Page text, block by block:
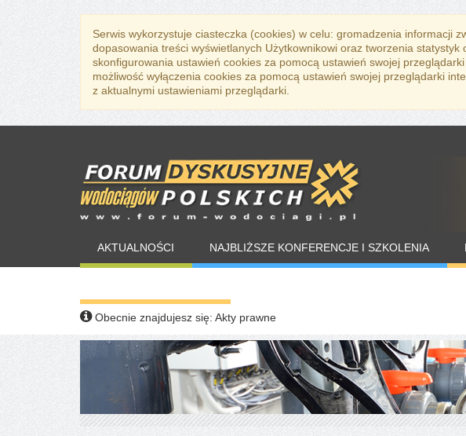
Serwis wykorzystuje ciasteczka (cookies) w celu: gromadzenia informacji
dopasowania treści wyświetlanych Użytkownikowi oraz tworzenia
skonfigurowania ustawień cookies za pomocą ustawień swojej
możliwość wyłączenia cookies za pomocą ustawień swojej przeglądarki
z aktualnymi ustawieniami przeglądarki.
AKTUALNOŚCI NAJBLIŻSZE KONFERENCJE I SZKOLENIA
Obecnie znajdujesz się: Akty prawne